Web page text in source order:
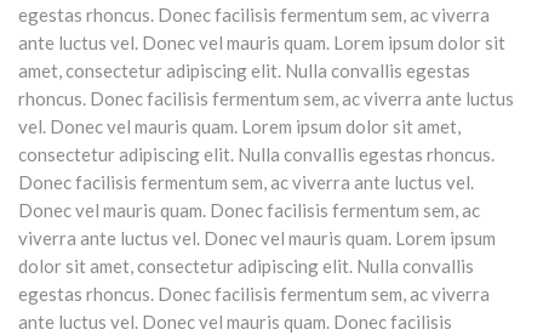
egestas rhoncus. Donec facilisis fermentum sem, ac viverra
ante luctus vel. Donec vel mauris quam. Lorem ipsum dolor sit
amet, consectetur adipiscing elit. Nulla convallis egestas
rhoncus. Donec facilisis fermentum sem, ac viverra ante luctus
vel. Donec vel mauris quam. Lorem ipsum dolor sit amet,
consectetur adipiscing elit. Nulla convallis egestas rhoncus.
Donec facilisis fermentum sem, ac viverra ante luctus vel.
Donec vel mauris quam. Donec facilisis fermentum sem, ac
viverra ante luctus vel. Donec vel mauris quam. Lorem ipsum
dolor sit amet, consectetur adipiscing elit. Nulla convallis
egestas rhoncus. Donec facilisis fermentum sem, ac viverra
ante luctus vel. Donec vel mauris quam. Donec facilisis